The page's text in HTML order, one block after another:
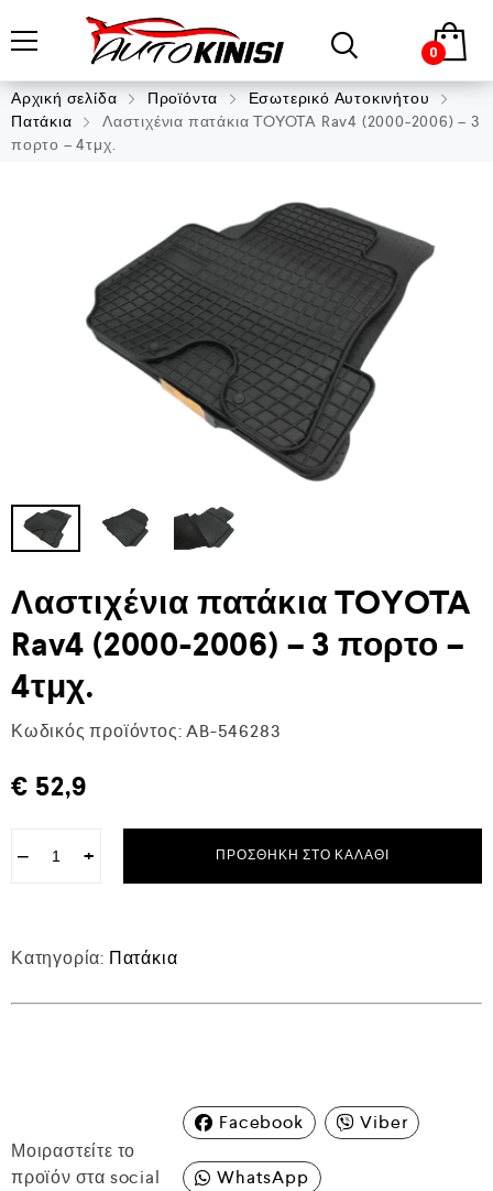
0
Αρχική σελίδα Προϊόντα
Εσωτερικό Αυτοκινήτου
Πατάκια
Λαστιχένια πατάκια TOYOTA Rav4 (2000-2006) – 3
πορτο – 4τμχ.
Λαστιχένια πατάκια TOYOTA
Rav4 (2000-2006) – 3 πορτο –
4τμχ.
Κωδικός προϊόντος: AB-546283
€ 52,9
− + ΠΡΟΣΘΉΚΗ ΣΤΟ ΚΑΛΆΘΙ
Κατηγορία: Πατάκια
Μοιραστείτε το
προϊόν στα social
Facebook Viber
WhatsApp